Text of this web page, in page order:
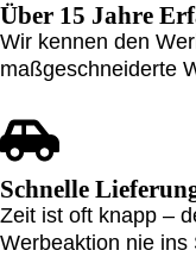
Über 15 Jahre
Wir kennen den
maßgeschneiderte
Schnelle
Zeit ist oft knapp –
Werbeaktion nie ins